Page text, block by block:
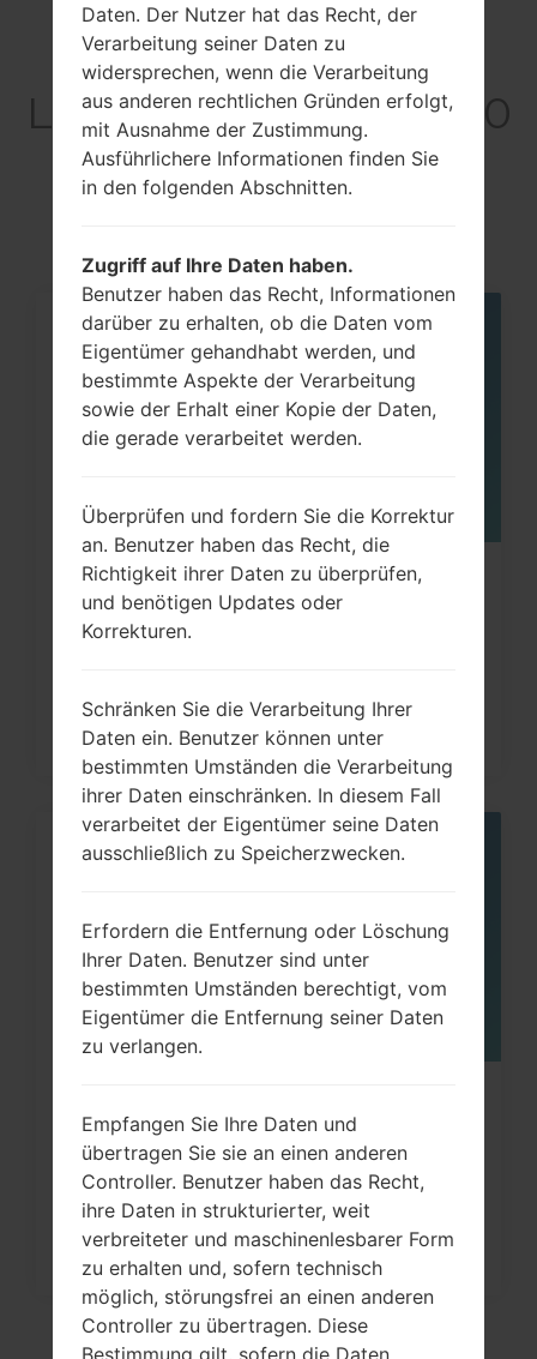
Artikel
LGG850EMW(LMG850
EMW) akaLG G8X
ThinQ
Wie kann ich auf LG G3, G4, G5, G7
und ähnlichen Serien...
Werkseinstellungen durch Menü
auf...
Daten. Der Nutzer hat das Recht, der
Verarbeitung seiner Daten zu
widersprechen, wenn die Verarbeitung
aus anderen rechtlichen Gründen erfolgt,
mit Ausnahme der Zustimmung.
Ausführlichere Informationen finden Sie
in den folgenden Abschnitten.
Zugriff auf Ihre Daten haben.
Benutzer haben das Recht, Informationen
darüber zu erhalten, ob die Daten vom
Eigentümer gehandhabt werden, und
bestimmte Aspekte der Verarbeitung
sowie der Erhalt einer Kopie der Daten,
die gerade verarbeitet werden.
Überprüfen und fordern Sie die Korrektur
an. Benutzer haben das Recht, die
Richtigkeit ihrer Daten zu überprüfen,
und benötigen Updates oder
Korrekturen.
Schränken Sie die Verarbeitung Ihrer
Daten ein. Benutzer können unter
bestimmten Umständen die Verarbeitung
ihrer Daten einschränken. In diesem Fall
verarbeitet der Eigentümer seine Daten
ausschließlich zu Speicherzwecken.
Erfordern die Entfernung oder Löschung
Ihrer Daten. Benutzer sind unter
bestimmten Umständen berechtigt, vom
Eigentümer die Entfernung seiner Daten
zu verlangen.
Empfangen Sie Ihre Daten und
übertragen Sie sie an einen anderen
Controller. Benutzer haben das Recht,
ihre Daten in strukturierter, weit
verbreiteter und maschinenlesbarer Form
zu erhalten und, sofern technisch
möglich, störungsfrei an einen anderen
Controller zu übertragen. Diese